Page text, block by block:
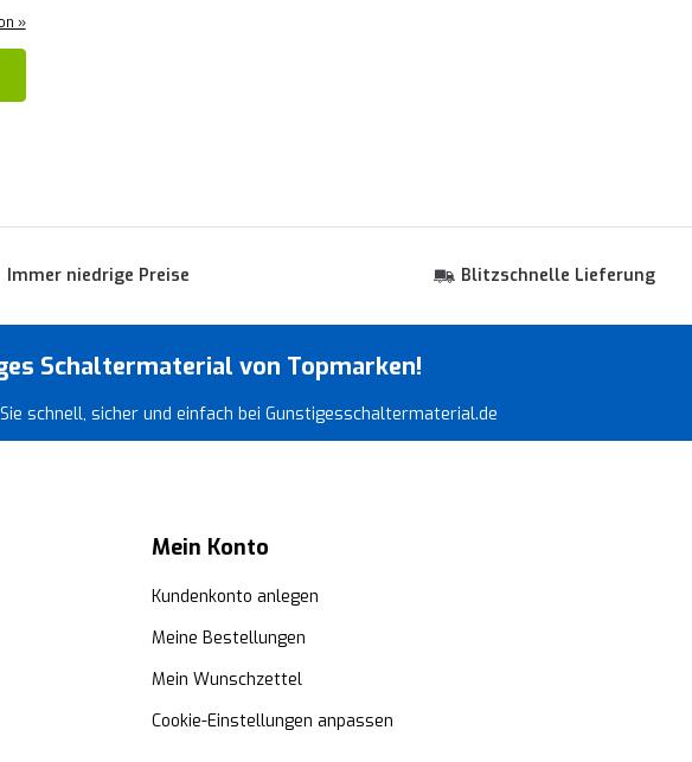
»
Immer niedrige Preise Blitzschnelle Lieferung
Schaltermaterial von Topmarken!
schnell, sicher und einfach bei Gunstigesschaltermaterial.de
Mein Konto
Kundenkonto anlegen
Meine Bestellungen
Mein Wunschzettel
Cookie-Einstellungen anpassen